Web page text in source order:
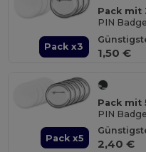
Pack x3
Pack mit
PIN
1,50 €
Pack x5
Pack mit
PIN
2,40 €